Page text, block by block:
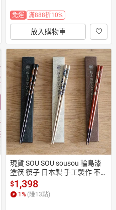
免運 滿888折10%
放入購物車
現貨 SOU SOU sousou 輪島漆
塗筷 筷子 日本製 手工製作 不使
用化學顏料 手感滑順舒適 天然
木
$1,398
1 % (賺13點)